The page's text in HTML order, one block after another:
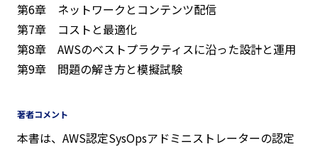
第6章 ネットワークとコンテンツ配信
第7章 コストと最適化
第8章 AWSのベストプラクティスに沿った設計と運用
第9章 問題の解き方と模擬試験
著者コメント
本書は、AWS認定SysOpsアドミニストレーターの認定